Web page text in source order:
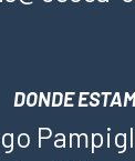
DONDE